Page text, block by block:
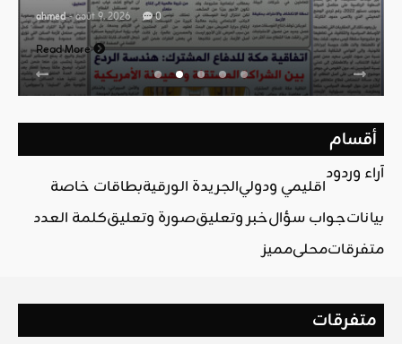
ahmed - août 9, 2026 0
Read More
أقسام
آراء وردود
اقليمي ودوليالجريدة الورقيةبطاقات خاصة
بياناتجواب سؤالخبر وتعليقصورة وتعليقكلمة العدد
متفرقاتمحليمميز
متفرقات